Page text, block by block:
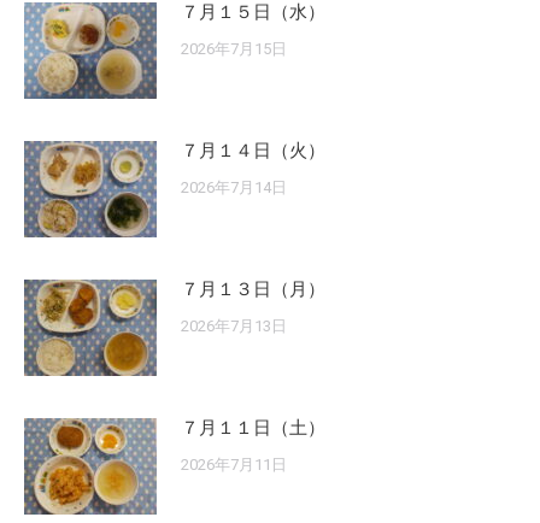
７月１５日（水）
2026年7月15日
７月１４日（火）
2026年7月14日
７月１３日（月）
2026年7月13日
７月１１日（土）
2026年7月11日